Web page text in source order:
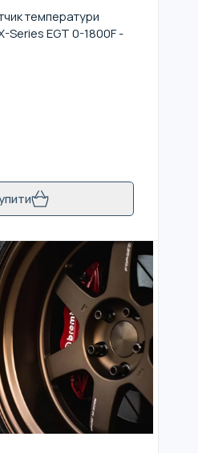
температури
Series EGT 0-1800F -